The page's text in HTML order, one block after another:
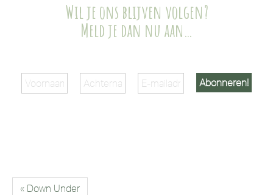
Wil je ons blijven volgen?
Meld je dan nu aan…
« Down Under